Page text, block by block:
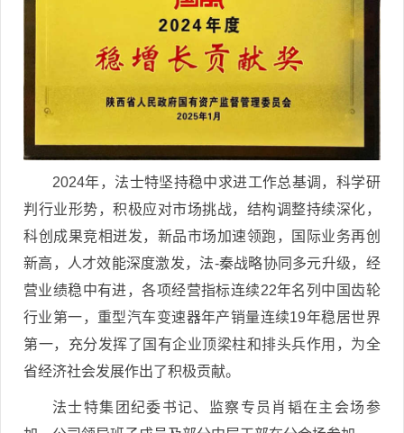
2024年，法士特坚持稳中求进工作总基调，科学研
判行业形势，积极应对市场挑战，结构调整持续深化，
科创成果竞相迸发，新品市场加速领跑，国际业务再创
新高，人才效能深度激发，法-秦战略协同多元升级，经
营业绩稳中有进，各项经营指标连续22年名列中国齿轮
行业第一，重型汽车变速器年产销量连续19年稳居世界
第一，充分发挥了国有企业顶梁柱和排头兵作用，为全
省经济社会发展作出了积极贡献。
法士特集团纪委书记、监察专员肖韬在主会场参